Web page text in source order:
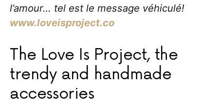
l’amour… tel est le message véhiculé!
www.loveisproject.co
The Love Is Project, the
trendy and handmade
accessories